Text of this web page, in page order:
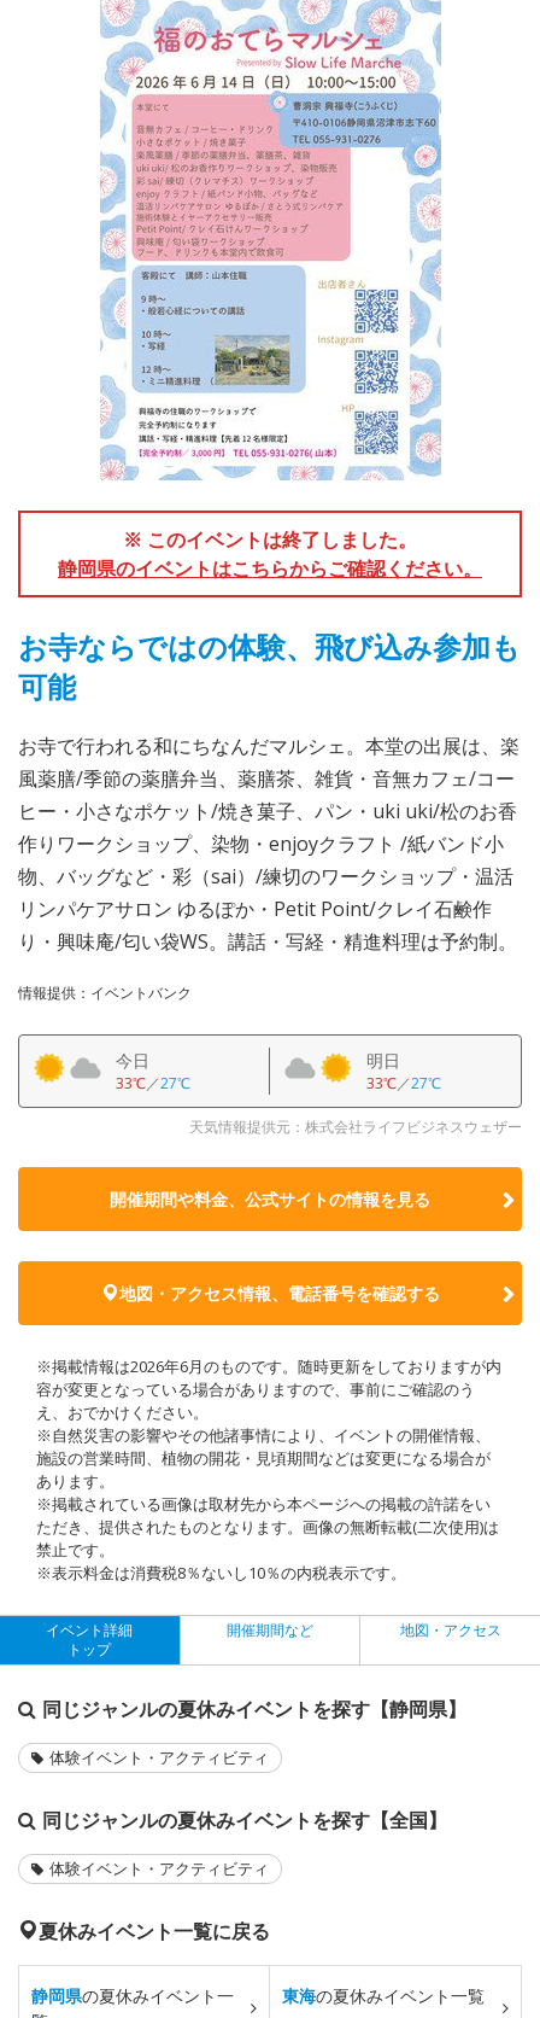
※ このイベントは終了しました。
静岡県のイベントはこちらからご確認ください。
お寺ならではの体験、飛び込み参加も
可能
お寺で行われる和にちなんだマルシェ。本堂の出展は、楽
風薬膳/季節の薬膳弁当、薬膳茶、雑貨・音無カフェ/コー
ヒー・小さなポケット/焼き菓子、パン・uki uki/松のお香
作りワークショップ、染物・enjoyクラフト /紙バンド小
物、バッグなど・彩（sai）/練切のワークショップ・温活
リンパケアサロン ゆるぽか・Petit Point/クレイ石鹸作
り・興味庵/匂い袋WS。講話・写経・精進料理は予約制。
情報提供：イベントバンク
今日
33℃／27℃
明日
33℃／27℃
天気情報提供元：株式会社ライフビジネスウェザー
開催期間や料金、公式サイトの情報を見る
地図・アクセス情報、電話番号を確認する
※掲載情報は2026年6月のものです。随時更新をしておりますが内
容が変更となっている場合がありますので、事前にご確認のう
え、おでかけください。
※自然災害の影響やその他諸事情により、イベントの開催情報、
施設の営業時間、植物の開花・見頃期間などは変更になる場合が
あります。
※掲載されている画像は取材先から本ページへの掲載の許諾をい
ただき、提供されたものとなります。画像の無断転載(二次使用)は
禁止です。
※表示料金は消費税8％ないし10％の内税表示です。
イベント詳細
トップ
開催期間など 地図・アクセス
同じジャンルの夏休みイベントを探す【静岡県】
体験イベント・アクティビティ
同じジャンルの夏休みイベントを探す【全国】
体験イベント・アクティビティ
夏休みイベント一覧に戻る
静岡県の夏休みイベント一
東海の夏休みイベント一覧